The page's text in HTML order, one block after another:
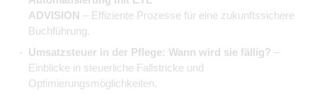
ADVISION – Effiziente Prozesse für eine zukunftssichere
Buchführung.
Umsatzsteuer in der Pflege: Wann wird sie fällig? –
Einblicke in steuerliche Fallstricke und
Optimierungsmöglichkeiten.